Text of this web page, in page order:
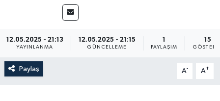
12.05.2025 - 21:13
YAYINLANMA
12.05.2025 - 21:15
GÜNCELLEME
1
PAYLAŞIM
15
Paylaş A- A+
Son Dakika Haberleri